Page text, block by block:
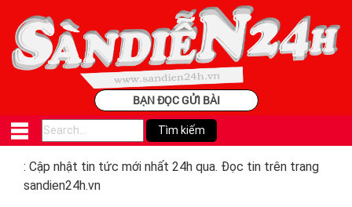
BẠN ĐỌC GỬI BÀI
: Cập nhật tin tức mới nhất 24h qua. Đọc tin trên trang
sandien24h.vn